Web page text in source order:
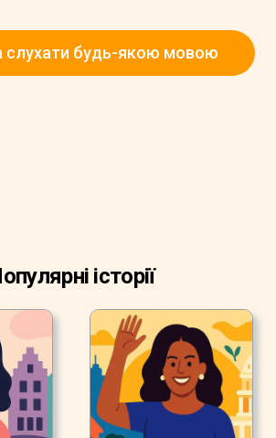
слухати будь-якою мовою
історії